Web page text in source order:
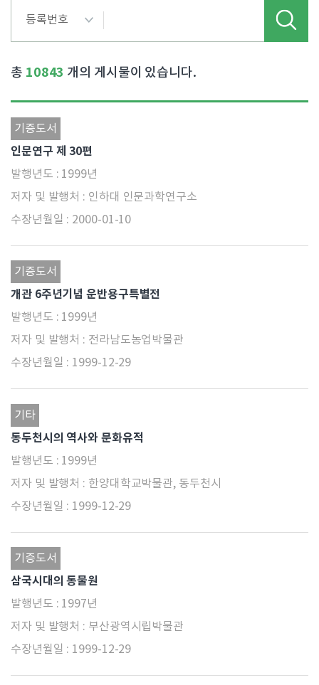
총 10843 개의 게시물이 있습니다.
기증도서
인문연구 제 30편
1999년
인하대 인문과학연구소
2000-01-10
기증도서
개관 6주년기념 운반용구특별전
1999년
전라남도농업박물관
1999-12-29
기타
동두천시의 역사와 문화유적
1999년
한양대학교박물관, 동두천시
1999-12-29
기증도서
삼국시대의 동물원
1997년
부산광역시립박물관
1999-12-29